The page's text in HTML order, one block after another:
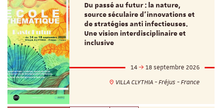
Du passé au futur : la nature,
source séculaire d’innovations et
de stratégies anti infectieuses.
Une vision interdisciplinaire et
inclusive
14
18 septembre 2026
VILLA CLYTHIA - Fréjus - France